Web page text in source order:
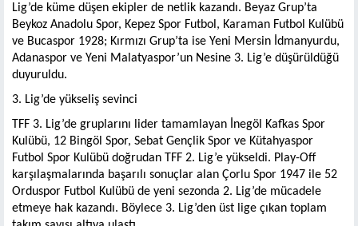
Lig’de küme düşen ekipler de netlik kazandı. Beyaz Grup’ta
Beykoz Anadolu Spor, Kepez Spor Futbol, Karaman Futbol Kulübü
ve Bucaspor 1928; Kırmızı Grup’ta ise Yeni Mersin İdmanyurdu,
Adanaspor ve Yeni Malatyaspor’un Nesine 3. Lig’e düşürüldüğü
duyuruldu.
3. Lig’de yükseliş sevinci
TFF 3. Lig’de gruplarını lider tamamlayan İnegöl Kafkas Spor
Kulübü, 12 Bingöl Spor, Sebat Gençlik Spor ve Kütahyaspor
Futbol Spor Kulübü doğrudan TFF 2. Lig’e yükseldi. Play-Off
karşılaşmalarında başarılı sonuçlar alan Çorlu Spor 1947 ile 52
Orduspor Futbol Kulübü de yeni sezonda 2. Lig’de mücadele
etmeye hak kazandı. Böylece 3. Lig’den üst lige çıkan toplam